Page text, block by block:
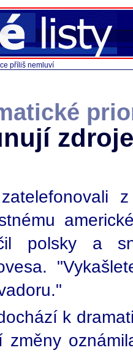
příliš nemluví
polsky a
k
změny